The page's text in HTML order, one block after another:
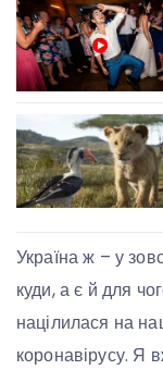
Україна ж – у
куди, а є й для
націлилася на
коронавірусу. Я